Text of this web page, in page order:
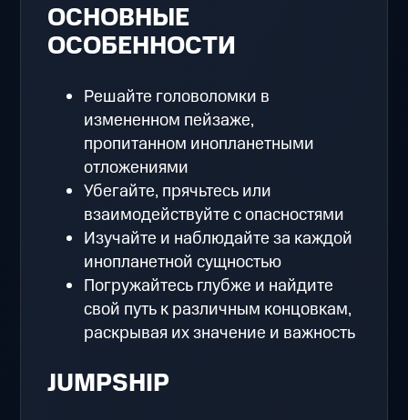
ОСНОВНЫЕ
ОСОБЕННОСТИ
Решайте головоломки в
измененном пейзаже,
пропитанном инопланетными
отложениями
Убегайте, прячьтесь или
взаимодействуйте с опасностями
Изучайте и наблюдайте за каждой
инопланетной сущностью
Погружайтесь глубже и найдите
свой путь к различным концовкам,
раскрывая их значение и важность
JUMPSHIP